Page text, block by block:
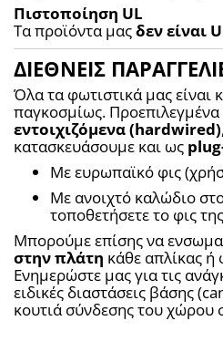
Πιστοποίηση UL
Τα προϊόντα μας δεν είναι
ΔΙΕΘΝΕΙΣ
Όλα τα φωτιστικά μας είναι
παγκοσμίως.
εντοιχιζόμενα (hardwired)
κατασκευάσουμε και ως
Με ευρωπαϊκό φις
Με ανοιχτό καλώδιο
τοποθετήσετε το φις
Μπορούμε επίσης να
στην πλάτη κάθε απλίκας ή
Ενημερώστε μας για τις
ειδικές διαστάσεις βάσης
κουτιά σύνδεσης του χώρου